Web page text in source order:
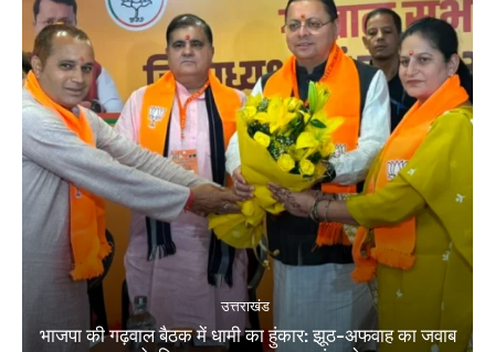
उत्तराखंड
भाजपा की गढ़वाल बैठक में धामी का हुंकार: झूठ-अफवाह का जवाब